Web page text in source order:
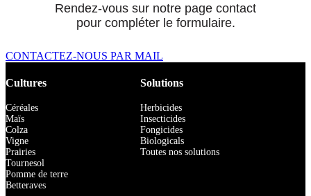
Rendez-vous sur notre page contact
pour compléter le formulaire.
CONTACTEZ-NOUS PAR MAIL
Cultures
Céréales
Maïs
Colza
Vigne
Prairies
Tournesol
Pomme de terre
Betteraves
Solutions
Herbicides
Insecticides
Fongicides
Biologicals
Toutes nos solutions